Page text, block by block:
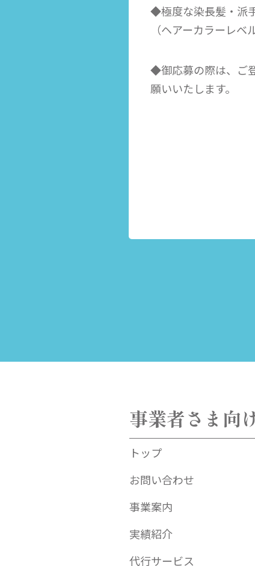
◆極度な染長髪・派
（ヘアーカラーレベ
◆御応募の際は、ご
願いいたします。
事業者さま向
トップ
お問い合わせ
事業案内
実績紹介
代行サービス